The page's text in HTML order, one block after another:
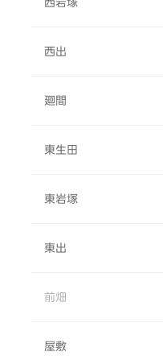
西出
廻間
東生田
東岩塚
東出
前畑
屋敷